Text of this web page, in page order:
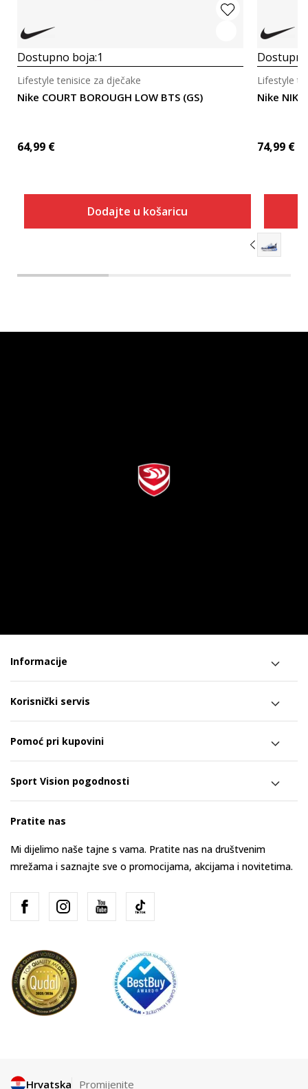
Dostupno boja:1
Nike COURT BOROUGH LOW BTS (GS)
Lifestyle tenisice za dječake
64,99 €
Dodajte u košaricu
Nike NIKE
Lifestyle
74,99 €
Informacije
Korisnički servis
Pomoć pri kupovini
Sport Vision pogodnosti
Pratite nas
Mi dijelimo naše tajne s vama. Pratite nas na društvenim
mrežama i saznajte sve o promocijama, akcijama i novitetima.
Hrvatska Promijenite